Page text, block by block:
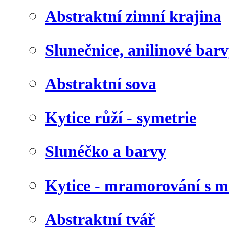
Abstraktní zimní krajina
Slunečnice, anilinové
Abstraktní sova
Kytice růží - symetrie
Slunéčko a barvy
Kytice - mramorování s
Abstraktní tvář